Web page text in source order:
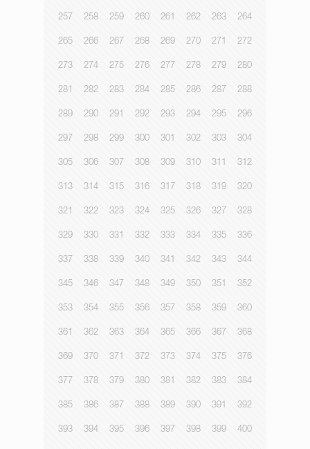
257 258 259 260 261 262 263 264
265 266 267 268 269 270 271 272
273 274 275 276 277 278 279 280
281 282 283 284 285 286 287 288
289 290 291 292 293 294 295 296
297 298 299 300 301 302 303 304
305 306 307 308 309 310 311 312
313 314 315 316 317 318 319 320
321 322 323 324 325 326 327 328
329 330 331 332 333 334 335 336
337 338 339 340 341 342 343 344
345 346 347 348 349 350 351 352
353 354 355 356 357 358 359 360
361 362 363 364 365 366 367 368
369 370 371 372 373 374 375 376
377 378 379 380 381 382 383 384
385 386 387 388 389 390 391 392
393 394 395 396 397 398 399 400